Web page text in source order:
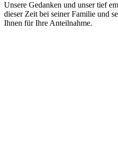
Unsere Gedanken und unser tief
dieser Zeit bei seiner Familie und
Ihnen für Ihre Anteilnahme.